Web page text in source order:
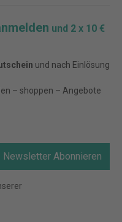
und 2 x 10 €
und nach Einlösung
– shoppen – Angebote
Newsletter Abonnieren